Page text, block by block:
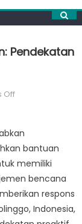
Pendekatan
Offon
hingga
Respon:
Pendekatan
Komprehensif
Probolinggo
dalam
bantuan
memiliki
bencana
respons
Indonesia,